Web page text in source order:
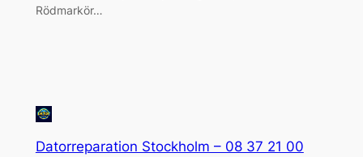
Rödmarkör…
Datorreparation Stockholm – 08 37 21 00